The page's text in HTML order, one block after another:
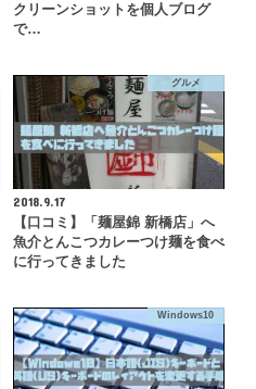
クリーンショットを個人ブログ
で…
グルメ
2018.9.17
【口コミ】「麺屋錦 新橋店」へ
魚介とんこつカレーつけ麺を食べ
に行ってきました
Windows10